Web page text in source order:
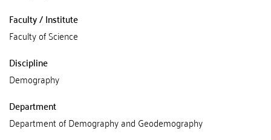
Faculty / Institute
Faculty of Science
Discipline
Demography
Department
Department of Demography and Geodemography